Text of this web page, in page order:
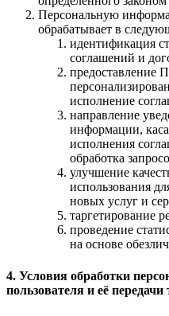
Персональную
обрабатывает в
идентификация
соглашений и
предоставление
исполнение
направление
информации,
исполнения
обработка
улучшение
использования
новых услуг и
таргетирование
проведение
на основе
4. Условия обработки
пользователя и её